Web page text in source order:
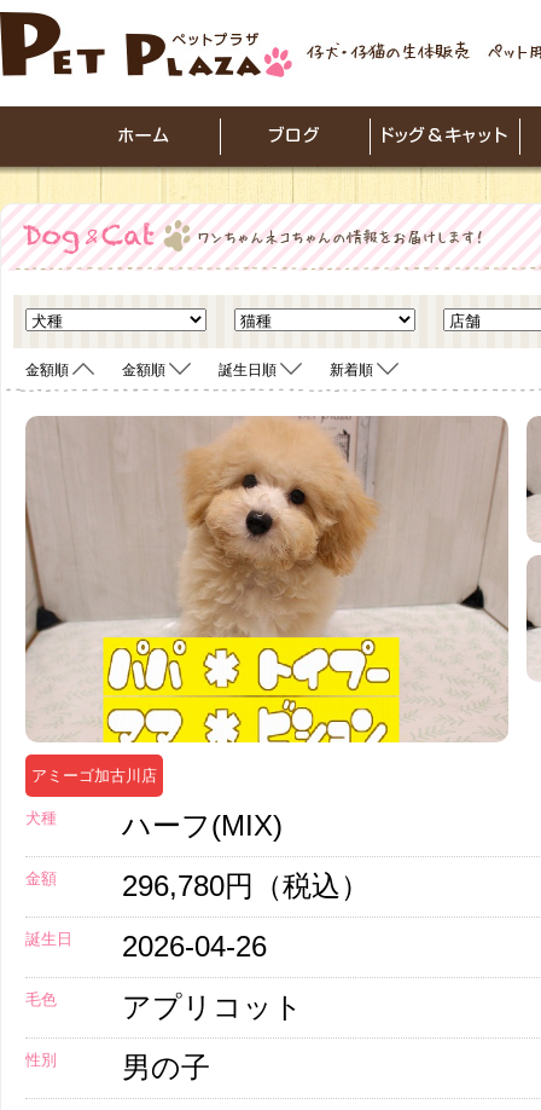
金額順 金額順 誕生日順 新着順
<
アミーゴ加古川店
犬種 ハーフ(MIX)
金額 296,780円（税込）
誕生日 2026-04-26
毛色 アプリコット
性別 男の子